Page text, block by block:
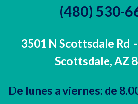
(480) 530-
3501 N Scottsdale Rd
Scottsdale, AZ
De lunes a viernes: de